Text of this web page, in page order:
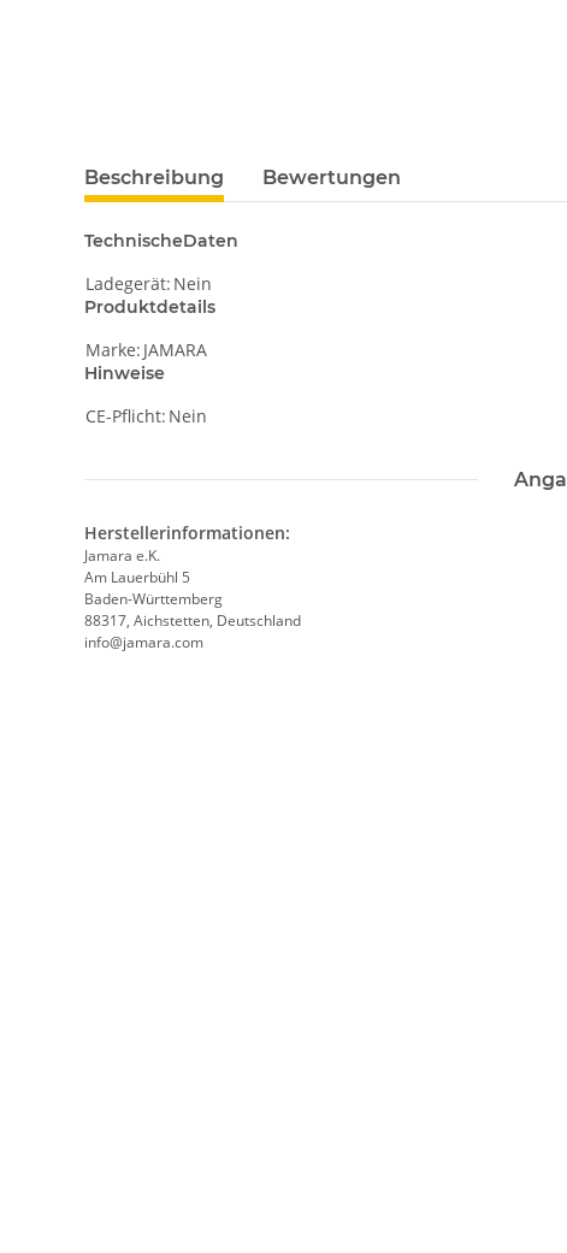
Beschreibung Bewertungen
TechnischeDaten
Ladegerät: Nein
Produktdetails
Marke: JAMARA
Hinweise
CE-Pflicht: Nein
Herstellerinformationen:
Jamara e.K.
Am Lauerbühl 5
Baden-Württemberg
88317, Aichstetten, Deutschland
info@jamara.com